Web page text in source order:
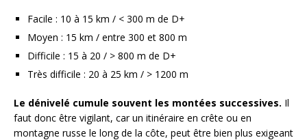
Facile : 10 à 15 km / < 300 m de D+
Moyen : 15 km / entre 300 et 800 m
Difficile : 15 à 20 / > 800 m de D+
Très difficile : 20 à 25 km / > 1200 m
Le dénivelé cumule souvent les montées successives. Il
faut donc être vigilant, car un itinéraire en crête ou en
montagne russe le long de la côte, peut être bien plus exigeant